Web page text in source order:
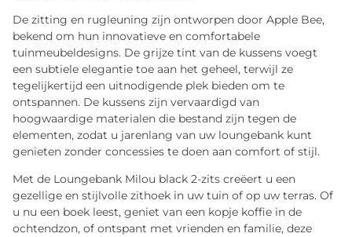
De zitting en rugleuning zijn ontworpen door Apple Bee,
bekend om hun innovatieve en comfortabele
tuinmeubeldesigns. De grijze tint van de kussens voegt
een subtiele elegantie toe aan het geheel, terwijl ze
tegelijkertijd een uitnodigende plek bieden om te
ontspannen. De kussens zijn vervaardigd van
hoogwaardige materialen die bestand zijn tegen de
elementen, zodat u jarenlang van uw loungebank kunt
genieten zonder concessies te doen aan comfort of stijl.
Met de Loungebank Milou black 2-zits creëert u een
gezellige en stijlvolle zithoek in uw tuin of op uw terras. Of
u nu een boek leest, geniet van een kopje koffie in de
ochtendzon, of ontspant met vrienden en familie, deze